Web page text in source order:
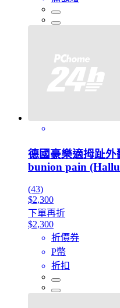
德國豪樂適拇趾
bunion pain
(43)
$2,300
下單再折
$2,300
折價券
P幣
折扣